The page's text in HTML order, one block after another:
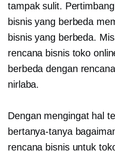
tampak sulit.
bisnis yang berbeda
bisnis yang berbeda.
rencana bisnis toko
berbeda dengan
nirlaba.
Dengan mengingat hal
bertanya-tanya
rencana bisnis untuk